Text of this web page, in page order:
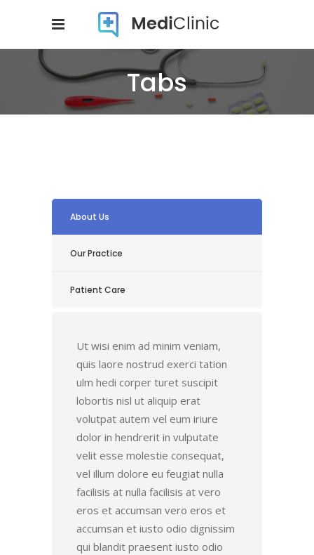
Tabs
About Us
Our Practice
Patient Care
Ut wisi enim ad minim veniam,
quis laore nostrud exerci tation
ulm hedi corper turet suscipit
lobortis nisl ut aliquip erat
volutpat autem vel eum iriure
dolor in hendrerit in vulputate
velit esse molestie consequat,
vel illum dolore eu feugiat nulla
facilisis at nulla facilisis at vero
eros et accumsan vero eros et
accumsan et iusto odio dignissim
qui blandit praesent iusto odio